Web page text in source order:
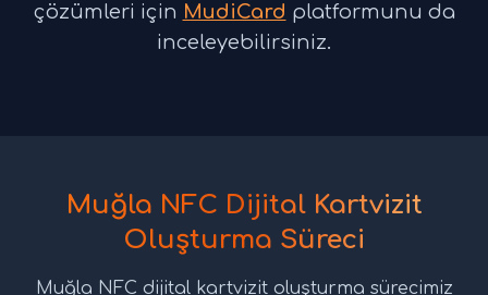
çözümleri için MudiCard platformunu da
inceleyebilirsiniz.
Muğla NFC Dijital Kartvizit
Oluşturma Süreci
Muğla NFC dijital kartvizit oluşturma sürecimiz